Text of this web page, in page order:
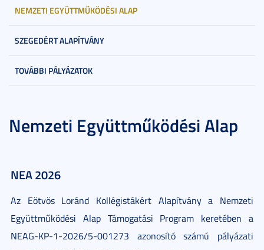
NEMZETI EGYÜTTMŰKÖDÉSI ALAP
SZEGEDÉRT ALAPÍTVÁNY
TOVÁBBI PÁLYÁZATOK
Nemzeti Együttműködési Alap
NEA 2026
Az Eötvös Loránd Kollégistákért Alapítvány a Nemzeti
Együttműködési Alap Támogatási Program keretében a
NEAG-KP-1-2026/5-001273 azonosító számú pályázati